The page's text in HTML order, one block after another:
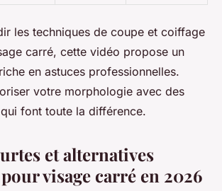
les techniques de coupe et coiffage
carré, cette vidéo propose un
en astuces professionnelles.
votre morphologie avec des
font toute la différence.
et alternatives
visage carré en 2026